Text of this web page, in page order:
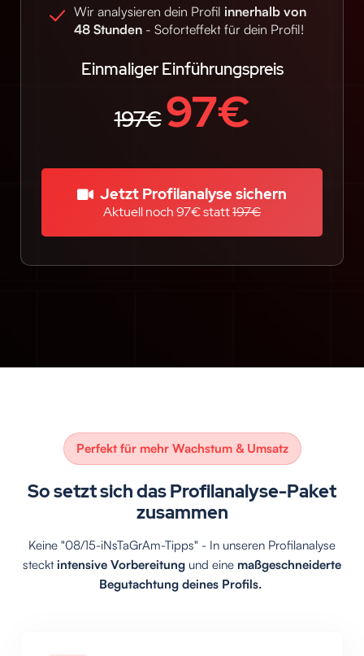
Wir analysieren dein Profil innerhalb von
48 Stunden - Soforteffekt für dein Profil!
Einmaliger Einführungspreis
197€97€
Jetzt Profilanalyse sichern
Aktuell noch 97€ statt 197€
Perfekt für mehr Wachstum & Umsatz
So setzt sich das Profilanalyse-Paket
zusammen
Keine "08/15-iNsTaGrAm-Tipps" - In unseren Profilanalyse
steckt intensive Vorbereitung und eine maßgeschneiderte
Begutachtung deines Profils.